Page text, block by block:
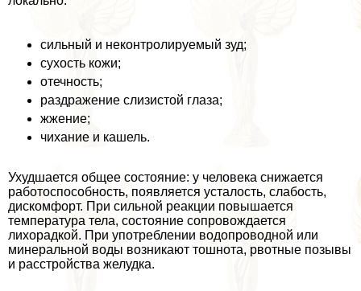
сильный и неконтролируемый зуд;
сухость кожи;
отечность;
раздражение слизистой глаза;
жжение;
чихание и кашель.
Ухудшается общее состояние: у человека снижается
работоспособность, появляется усталость, слабость,
дискомфорт. При сильной реакции повышается
температура тела, состояние сопровождается
лихорадкой. При употрeблении водопроводной или
минеральной воды возникают тошнота, рвотные позывы
и расстройства желудка.